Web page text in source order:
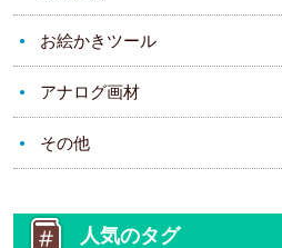
お絵かきツール
アナログ画材
その他
人気のタグ